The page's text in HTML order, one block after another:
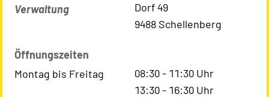
Verwaltung
Dorf 49
9488 Schellenberg
Öffnungszeiten
Montag bis Freitag
08:30- 11:30 Uhr
13:30- 16:30 Uhr